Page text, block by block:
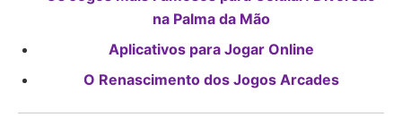
na Palma da Mão
Aplicativos para Jogar Online
O Renascimento dos Jogos Arcades